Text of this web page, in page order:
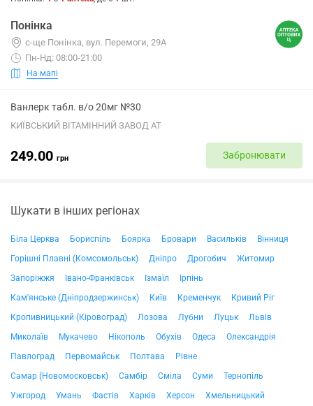
Понінка
с-ще Понінка, вул. Перемоги, 29А
Пн-Нд: 08:00-21:00
На мапі
Ванлерк табл. в/о 20мг №30
КИЇВСЬКИЙ ВІТАМІННИЙ ЗАВОД АТ
249.00 грн Забронювати
Шукати в інших регіонах
Біла Церква Бориспіль Боярка Бровари Васильків
Вінниця
Горішні Плавні (Комсомольськ)
Дніпро Дрогобич
Житомир
Запоріжжя
Івано-Франківськ Ізмаїл
Ірпінь
Кам'янське (Дніпродзержинськ)
Київ Кременчук
Кривий Ріг
Кропивницький (Кіровоград)
Лозова Лубни Луцьк
Львів
Миколаїв
Мукачево Нікополь Обухів Одеса
Олександрія
Павлоград
Первомайськ Полтава
Рівне
Самар (Новомосковськ)
Самбір Сміла Суми
Тернопіль
Ужгород
Умань Фастів Харків Херсон
Хмельницький